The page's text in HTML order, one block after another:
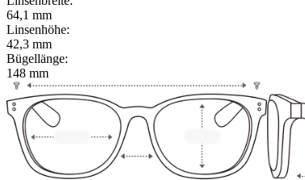
64,1 mm
Linsenhöhe:
42,3 mm
Bügellänge:
148 mm